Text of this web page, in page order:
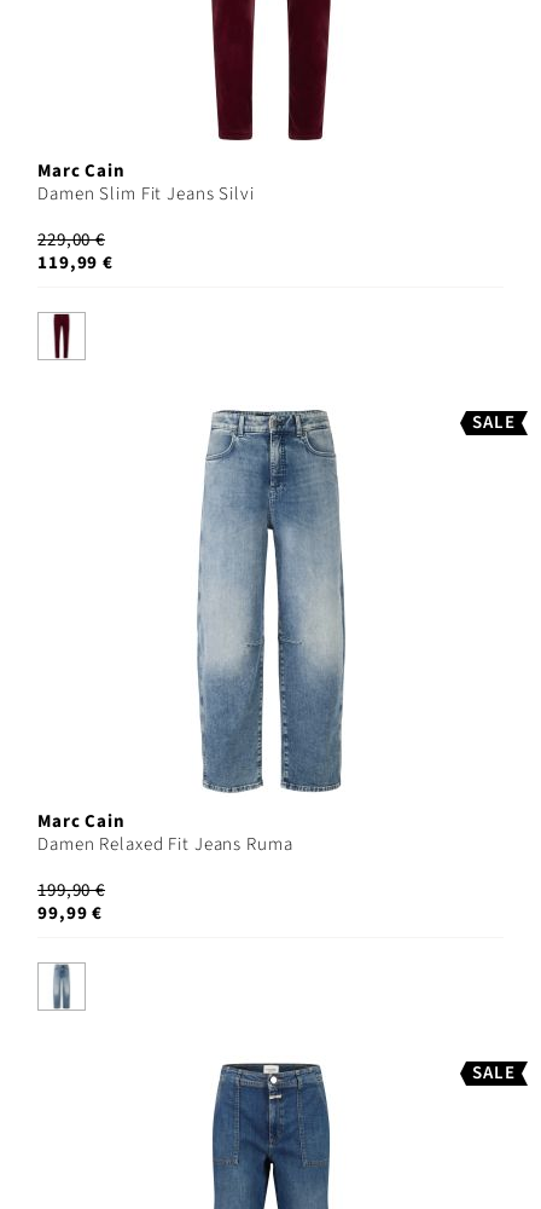
Marc Cain
Damen Slim Fit Jeans Silvi
229,00 €
119,99 €
SALE
Marc Cain
Damen Relaxed Fit Jeans Ruma
199,90 €
99,99 €
SALE